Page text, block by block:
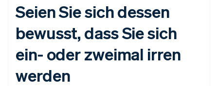
Seien Sie sich dessen
bewusst, dass Sie sich
ein- oder zweimal irren
werden
Australien
English
Belgien
Français English
Brasilien
Português
Bulgarien